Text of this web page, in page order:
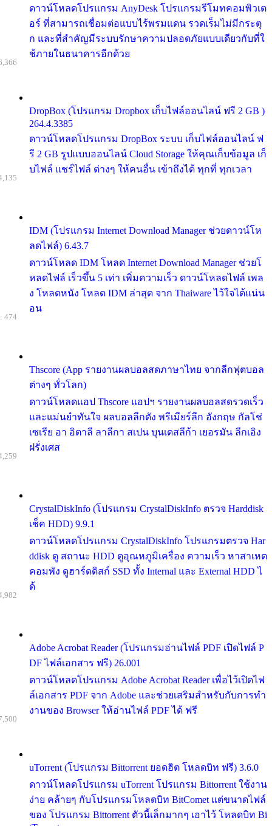
ดาวน์โหลดโปรแกรม AnyDesk โปรแกรมรีโมทคอมพิวเต
อร์ ที่สามารถเชื่อมต่อแบบไร้พรมแดน รวดเร็มไม่มีกระตุ
ก และที่สำคัญมีระบบรักษาความปลอดภัยแบบเดียวกับที่ใ
ช้ภายในธนาคารอีกด้วย
DropBox (โปรแกรม Dropbox เก็บไฟล์ออนไลน์ ฟรี 2 GB )
264.4.3385
ดาวน์โหลดโปรแกรม DropBox ระบบ เก็บไฟล์ออนไลน์ ฟ
รี 2 GB รูปแบบออนไลน์ Cloud Storage ให้คุณเก็บข้อมูล เก็
บไฟล์ แชร์ไฟล์ ต่างๆ ให้คนอื่น เข้าถึงได้ ทุกที่ ทุกเวลา
IDM (โปรแกรม Internet Download Manager ช่วยดาวน์โห
ลดไฟล์) 6.43.7
ดาวน์โหลด IDM โหลด Internet Download Manager ช่วยโ
หลดไฟล์ เร็วขึ้น 5 เท่า เพิ่มความเร็ว ดาวน์โหลดไฟล์ เพล
ง โหลดหนัง โหลด IDM ล่าสุด จาก Thaiware ไว้ใจได้แน่น
อน
Thscore (App รายงานผลบอลสดภาษาไทย จากลีกฟุตบอล
ต่างๆ ทั่วโลก)
ดาวน์โหลดแอป Thscore แอปฯ รายงานผลบอลสดรวดเร็ว
และแม่นยำทันใจ ผลบอลลีกดัง พรีเมียร์ลีก อังกฤษ กัลโช่
เซเรีย อา อิตาลี ลาลีกา สเปน บุนเดสลีก้า เยอรมัน ลีกเอิง
ฝรั่งเศส
474
CrystalDiskInfo (โปรแกรม CrystalDiskInfo ตรวจ Harddisk
เช็ค HDD) 9.9.1
ดาวน์โหลดโปรแกรม CrystalDiskInfo โปรแกรมตรวจ Har
ddisk ดู สถานะ HDD ดูอุณหภูมิเครื่อง ความเร็ว หาสาเหต
คอมพัง ดูฮาร์ดดิสก์ SSD ทั้ง Internal และ External HDD ไ
ด้
Adobe Acrobat Reader (โปรแกรมอ่านไฟล์ PDF เปิดไฟล์ P
DF ไฟล์เอกสาร ฟรี) 26.001
ดาวน์โหลดโปรแกรม Adobe Acrobat Reader เพื่อไว้เปิดไฟ
ล์เอกสาร PDF จาก Adobe และช่วยเสริมสำหรับกับการทำ
งานของ Browser ให้อ่านไฟล์ PDF ได้ ฟรี
uTorrent (โปรแกรม Bittorrent ยอดฮิต โหลดบิท ฟรี) 3.6.0
ดาวน์โหลดโปรแกรม uTorrent โปรแกรม Bittorrent ใช้งาน
ง่าย คล้ายๆ กับโปรแกรมโหลดบิท BitComet แต่ขนาดไฟล์
ของ โปรแกรม Bittorrent ตัวนี้เล็กมากๆ เอาไว้ โหลดบิท Bi